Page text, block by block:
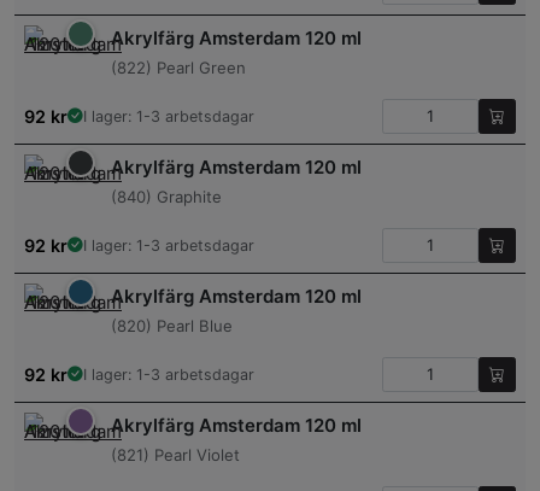
Akrylfärg Amsterdam 120 ml
(822) Pearl Green
92 kr I lager: 1-3 arbetsdagar
Akrylfärg Amsterdam 120 ml
(840) Graphite
92 kr I lager: 1-3 arbetsdagar
Akrylfärg Amsterdam 120 ml
(820) Pearl Blue
92 kr I lager: 1-3 arbetsdagar
Akrylfärg Amsterdam 120 ml
(821) Pearl Violet